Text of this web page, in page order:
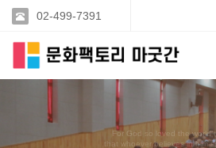
02-499-7391
For God so loved the world
that whoever believes in him